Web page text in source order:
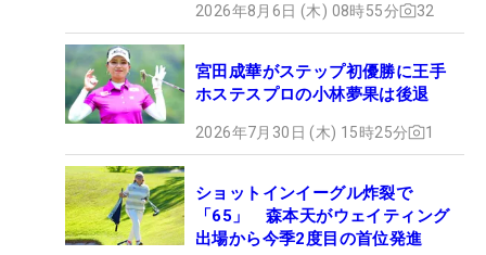
2026年8月6日 (木) 08時55分 32
宮田成華がステップ初優勝に王手
ホステスプロの小林夢果は後退
2026年7月30日 (木) 15時25分 1
ショットインイーグル炸裂で
「65」 森本天がウェイティング
出場から今季2度目の首位発進